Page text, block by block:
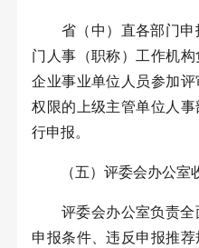
省（中）直各部门
门人事（职称）工作机
企业事业单位人员参加
权限的上级主管单位人
行申报。
（五）评委会办公室
评委会办公室负责
申报条件、违反申报推